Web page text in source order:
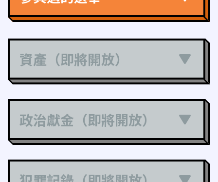
資產（即將開放）
政治獻金（即將開放）